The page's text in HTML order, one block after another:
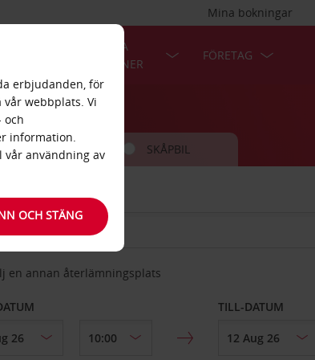
Mina bokningar
POPULÄRA
DESTINATIONER
FÖRETAG
BIL SKÅPBIL
FRÅN
en annan återlämningsplats
TILL-DATUM
erbjudanden, för
webbplats. Vi
och
information.
vår användning av
OCH STÄNG